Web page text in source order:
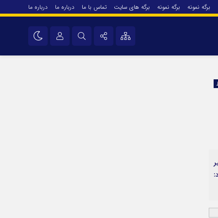
برگه نمونه برگه نمونه برگه های سایت تماس با ما درباره ما درباره ما